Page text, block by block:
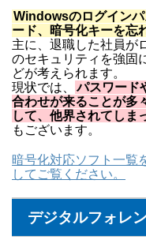
Windowsのログイン
ード、暗号化キーを忘
主に、退職した社員が
のセキュリティを強固
どが考えられます。
現状では、
パスワード
合わせが来ることが多
して、他界されてしま
もございます。
暗号化対応ソフト一覧
してご覧ください。
デジタルフォレ